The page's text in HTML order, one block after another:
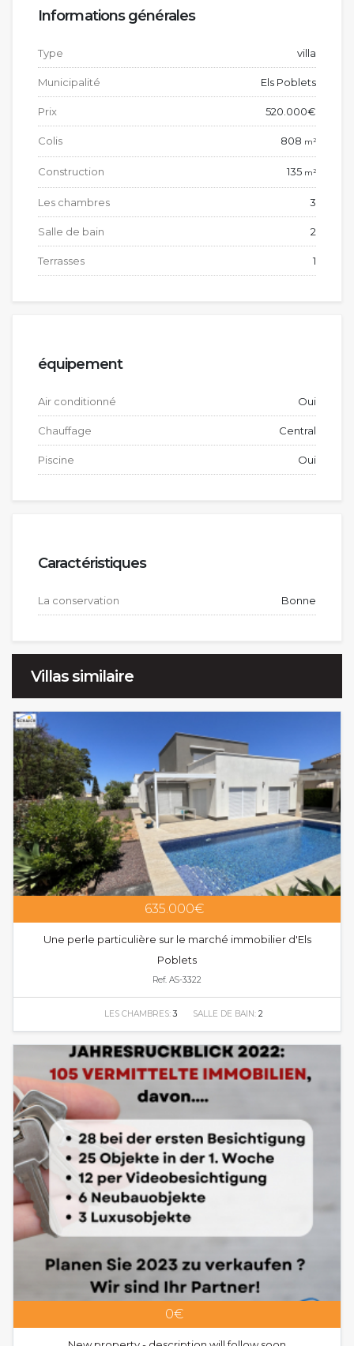
Informations générales
Type villa
Municipalité Els Poblets
Prix 520.000€
Colis 808 m2
Construction 135 m2
Les chambres 3
Salle de bain 2
Terrasses 1
équipement
Air conditionné Oui
Chauffage Central
Piscine Oui
Caractéristiques
La conservation Bonne
Villas similaire
635.000€
Une perle particulière sur le marché immobilier d'Els
Poblets
Ref. AS-3322
LES CHAMBRES:3 SALLE DE BAIN: 2
0€